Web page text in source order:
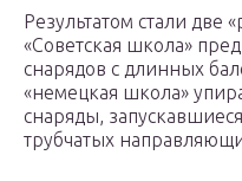
Результатом стали две
«Советская школа»
снарядов с длинных
«немецкая школа»
снаряды,
трубчатых